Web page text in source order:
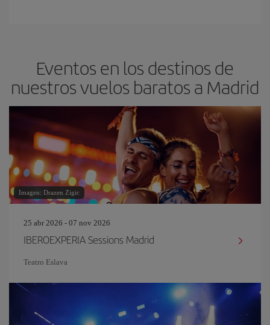
Eventos en los destinos de
nuestros vuelos baratos a Madrid
Imagen: Drazen Zigic
25 abr 2026 - 07 nov 2026
IBEROEXPERIA Sessions Madrid
Teatro Eslava